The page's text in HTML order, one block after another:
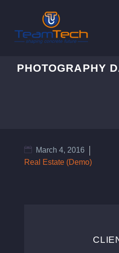
PHOTOGRAPHY
March 4, 2016
Real Estate (Demo)